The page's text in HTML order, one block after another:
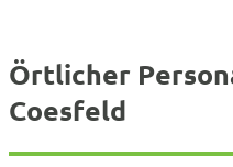
Örtlicher
Coesfeld